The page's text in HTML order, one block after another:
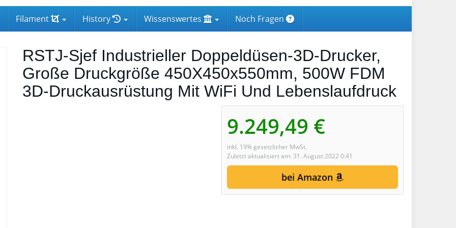
Filament History Wissenswertes Noch Fragen
RSTJ-Sjef Industrieller Doppeldüsen-3D-Drucker,
Große Druckgröße 450X450x550mm, 500W FDM
3D-Druckausrüstung Mit WiFi Und Lebenslaufdruck
9.249,49 €
inkl. 19% gesetzlicher MwSt.
Zuletzt aktualisiert am: 31. August 2022 0:41
bei Amazon